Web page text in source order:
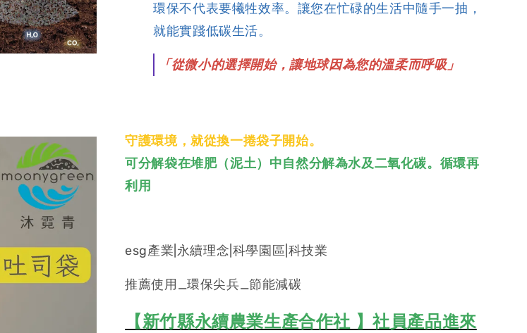
環保不代表要犧牲效率。讓您在忙碌的生活中隨手一抽，
就能實踐低碳生活。
「從微小的選擇開始，讓地球因為您的溫柔而呼吸」
守護環境，就從換一捲袋子開始。
可分解袋在堆肥（泥土）中自然分解為水及二氧化碳。循環再
利用
esg產業|永續理念|科學園區|科技業
推薦使用_環保尖兵_節能減碳
【新竹縣永續農業生產合作社 】社員產品進來